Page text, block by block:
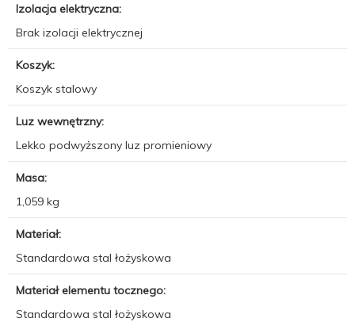
Izolacja elektryczna:
Brak izolacji elektrycznej
Koszyk:
Koszyk stalowy
Luz wewnętrzny:
Lekko podwyższony luz promieniowy
Masa:
1,059 kg
Materiał:
Standardowa stal łożyskowa
Materiał elementu tocznego:
Standardowa stal łożyskowa